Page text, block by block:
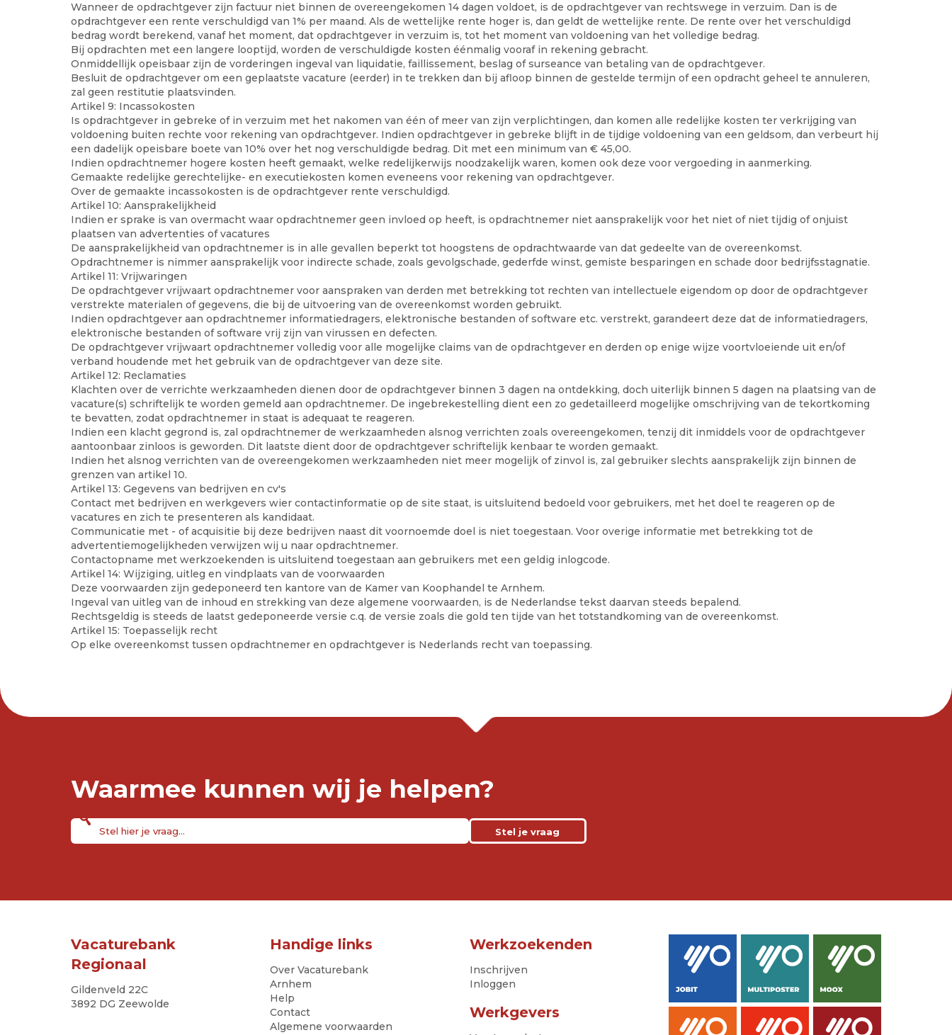
Wanneer de opdrachtgever zijn factuur niet binnen de overeengekomen 14 dagen voldoet, is de opdrachtgever van rechtswege in verzuim. Dan is de
opdrachtgever een rente verschuldigd van 1% per maand. Als de wettelijke rente hoger is, dan geldt de wettelijke rente. De rente over het verschuldigd
bedrag wordt berekend, vanaf het moment, dat opdrachtgever in verzuim is, tot het moment van voldoening van het volledige bedrag.
Bij opdrachten met een langere looptijd, worden de verschuldigde kosten éénmalig vooraf in rekening gebracht.
Onmiddellijk opeisbaar zijn de vorderingen ingeval van liquidatie, faillissement, beslag of surseance van betaling van de opdrachtgever.
Besluit de opdrachtgever om een geplaatste vacature (eerder) in te trekken dan bij afloop binnen de gestelde termijn of een opdracht geheel te annuleren,
zal geen restitutie plaatsvinden.
Artikel 9: Incassokosten
Is opdrachtgever in gebreke of in verzuim met het nakomen van één of meer van zijn verplichtingen, dan komen alle redelijke kosten ter verkrijging van
voldoening buiten rechte voor rekening van opdrachtgever. Indien opdrachtgever in gebreke blijft in de tijdige voldoening van een geldsom, dan verbeurt hij
een dadelijk opeisbare boete van 10% over het nog verschuldigde bedrag. Dit met een minimum van € 45,00.
Indien opdrachtnemer hogere kosten heeft gemaakt, welke redelijkerwijs noodzakelijk waren, komen ook deze voor vergoeding in aanmerking.
Gemaakte redelijke gerechtelijke- en executiekosten komen eveneens voor rekening van opdrachtgever.
Over de gemaakte incassokosten is de opdrachtgever rente verschuldigd.
Artikel 10: Aansprakelijkheid
Indien er sprake is van overmacht waar opdrachtnemer geen invloed op heeft, is opdrachtnemer niet aansprakelijk voor het niet of niet tijdig of onjuist
plaatsen van advertenties of vacatures
De aansprakelijkheid van opdrachtnemer is in alle gevallen beperkt tot hoogstens de opdrachtwaarde van dat gedeelte van de overeenkomst.
Opdrachtnemer is nimmer aansprakelijk voor indirecte schade, zoals gevolgschade, gederfde winst, gemiste besparingen en schade door bedrijfsstagnatie.
Artikel 11: Vrijwaringen
De opdrachtgever vrijwaart opdrachtnemer voor aanspraken van derden met betrekking tot rechten van intellectuele eigendom op door de opdrachtgever
verstrekte materialen of gegevens, die bij de uitvoering van de overeenkomst worden gebruikt.
Indien opdrachtgever aan opdrachtnemer informatiedragers, elektronische bestanden of software etc. verstrekt, garandeert deze dat de informatiedragers,
elektronische bestanden of software vrij zijn van virussen en defecten.
De opdrachtgever vrijwaart opdrachtnemer volledig voor alle mogelijke claims van de opdrachtgever en derden op enige wijze voortvloeiende uit en/of
verband houdende met het gebruik van de opdrachtgever van deze site.
Artikel 12: Reclamaties
Klachten over de verrichte werkzaamheden dienen door de opdrachtgever binnen 3 dagen na ontdekking, doch uiterlijk binnen 5 dagen na plaatsing van de
vacature(s) schriftelijk te worden gemeld aan opdrachtnemer. De ingebrekestelling dient een zo gedetailleerd mogelijke omschrijving van de tekortkoming
te bevatten, zodat opdrachtnemer in staat is adequaat te reageren.
Indien een klacht gegrond is, zal opdrachtnemer de werkzaamheden alsnog verrichten zoals overeengekomen, tenzij dit inmiddels voor de opdrachtgever
aantoonbaar zinloos is geworden. Dit laatste dient door de opdrachtgever schriftelijk kenbaar te worden gemaakt.
Indien het alsnog verrichten van de overeengekomen werkzaamheden niet meer mogelijk of zinvol is, zal gebruiker slechts aansprakelijk zijn binnen de
grenzen van artikel 10.
Artikel 13: Gegevens van bedrijven en cv's
Contact met bedrijven en werkgevers wier contactinformatie op de site staat, is uitsluitend bedoeld voor gebruikers, met het doel te reageren op de
vacatures en zich te presenteren als kandidaat.
Communicatie met - of acquisitie bij deze bedrijven naast dit voornoemde doel is niet toegestaan. Voor overige informatie met betrekking tot de
advertentiemogelijkheden verwijzen wij u naar opdrachtnemer.
Contactopname met werkzoekenden is uitsluitend toegestaan aan gebruikers met een geldig inlogcode.
Artikel 14: Wijziging, uitleg en vindplaats van de voorwaarden
Deze voorwaarden zijn gedeponeerd ten kantore van de Kamer van Koophandel te Arnhem.
Ingeval van uitleg van de inhoud en strekking van deze algemene voorwaarden, is de Nederlandse tekst daarvan steeds bepalend.
Rechtsgeldig is steeds de laatst gedeponeerde versie c.q. de versie zoals die gold ten tijde van het totstandkoming van de overeenkomst.
Artikel 15: Toepasselijk recht
Op elke overeenkomst tussen opdrachtnemer en opdrachtgever is Nederlands recht van toepassing.
Waarmee kunnen wij je helpen?
Stel je vraag
Vacaturebank
Regionaal
Gildenveld 22C
3892 DG Zeewolde
Handige links
Over Vacaturebank
Arnhem
Help
Contact
Algemene voorwaarden
Werkzoekenden
Inschrijven
Inloggen
Werkgevers